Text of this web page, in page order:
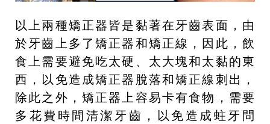
以上兩種矯正器皆是黏著在牙齒表面，由
於牙齒上多了矯正器和矯正線，因此，飲
食上需要避免吃太硬、太大塊和太黏的東
西，以免造成矯正器脫落和矯正線刺出，
除此之外，矯正器上容易卡有食物，需要
多花費時間清潔牙齒，以免造成蛀牙問